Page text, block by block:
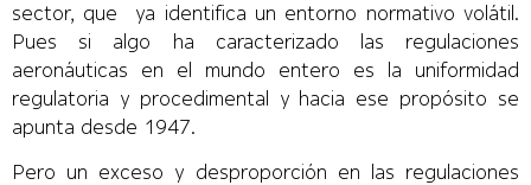
sector, que ya identifica un entorno normativo volátil.
Pues si algo ha caracterizado las regulaciones
aeronáuticas en el mundo entero es la uniformidad
regulatoria y procedimental y hacia ese propósito se
apunta desde 1947.
Pero un exceso y desproporción en las regulaciones